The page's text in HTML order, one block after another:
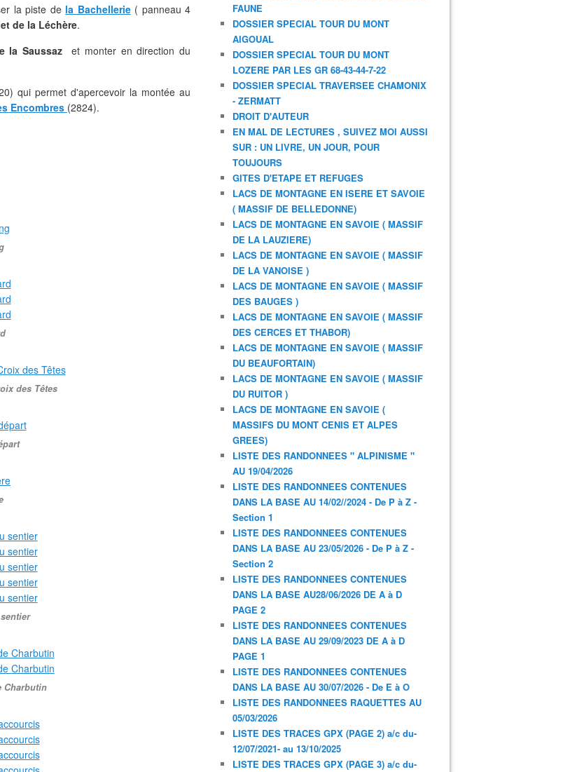
la piste de la Bachellerie( panneau 4
de la Léchère.
la Saussazet monter en direction du
qui permet d'apercevoir la montée au
Encombres (2824).
des Têtes
Charbutin
FAUNE
DOSSIER SPECIAL TOUR DU MONT
AIGOUAL
DOSSIER SPECIAL TOUR DU MONT
LOZERE PAR LES GR 68-43-44-7-22
DOSSIER SPECIAL TRAVERSEE CHAMONIX
- ZERMATT
DROIT D'AUTEUR
EN MAL DE LECTURES , SUIVEZ MOI AUSSI
SUR : UN LIVRE, UN JOUR, POUR
TOUJOURS
GITES D'ETAPE ET REFUGES
LACS DE MONTAGNE EN ISERE ET SAVOIE
( MASSIF DE BELLEDONNE)
LACS DE MONTAGNE EN SAVOIE ( MASSIF
DE LA LAUZIERE)
LACS DE MONTAGNE EN SAVOIE ( MASSIF
DE LA VANOISE )
LACS DE MONTAGNE EN SAVOIE ( MASSIF
DES BAUGES )
LACS DE MONTAGNE EN SAVOIE ( MASSIF
DES CERCES ET THABOR)
LACS DE MONTAGNE EN SAVOIE ( MASSIF
DU BEAUFORTAIN)
LACS DE MONTAGNE EN SAVOIE ( MASSIF
DU RUITOR )
LACS DE MONTAGNE EN SAVOIE (
MASSIFS DU MONT CENIS ET ALPES
GREES)
LISTE DES RANDONNEES " ALPINISME "
AU 19/04/2026
LISTE DES RANDONNEES CONTENUES
DANS LA BASE AU 14/02//2024 - De P à Z -
Section 1
LISTE DES RANDONNEES CONTENUES
DANS LA BASE AU 23/05/2026 - De P à Z -
Section 2
LISTE DES RANDONNEES CONTENUES
DANS LA BASE AU28/06/2026 DE A à D
PAGE 2
LISTE DES RANDONNEES CONTENUES
DANS LA BASE AU 29/09/2023 DE A à D
PAGE 1
LISTE DES RANDONNEES CONTENUES
DANS LA BASE AU 30/07/2026 - De E à O
LISTE DES RANDONNEES RAQUETTES AU
05/03/2026
LISTE DES TRACES GPX (PAGE 2) a/c du-
12/07/2021- au 13/10/2025
LISTE DES TRACES GPX (PAGE 3) a/c du-